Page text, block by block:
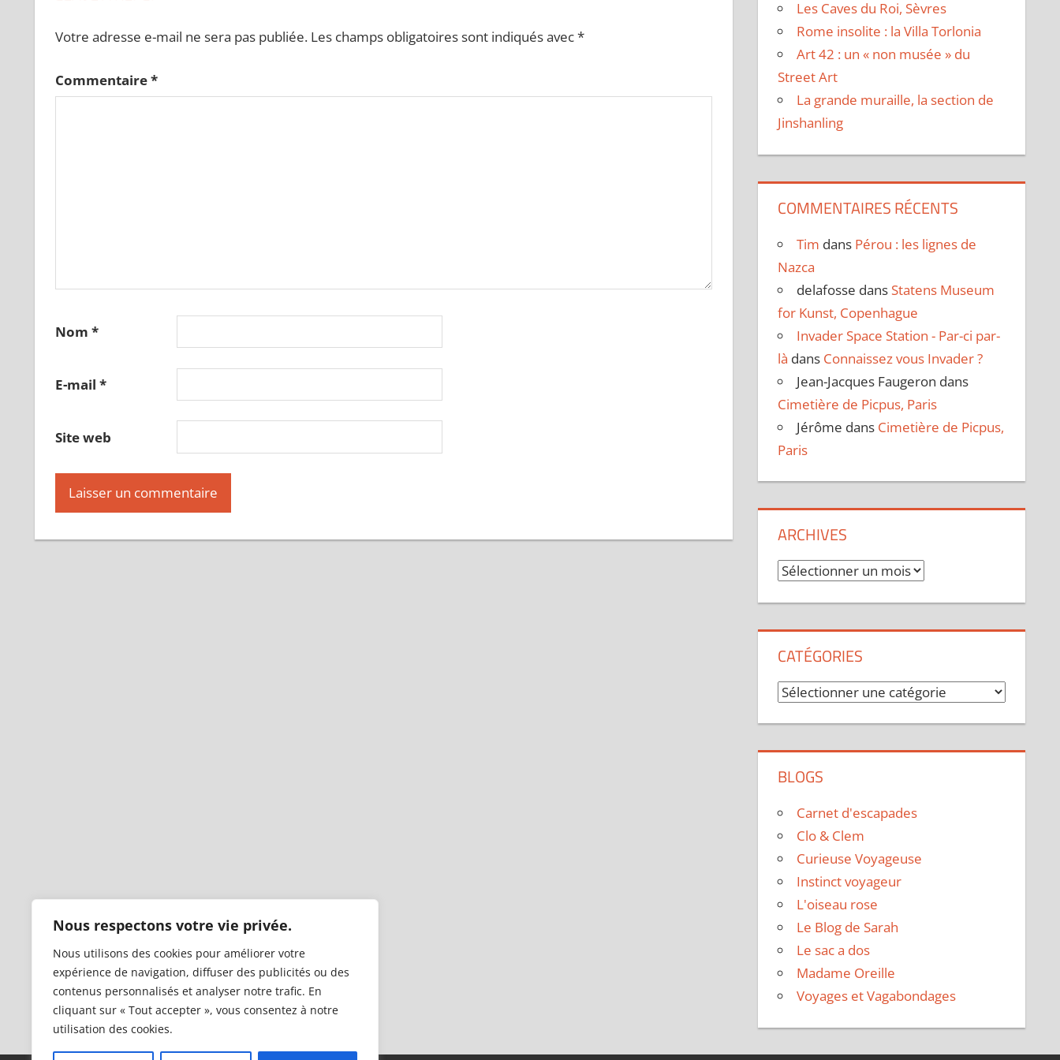
Nous respectons votre vie privée.
Nous utilisons des cookies pour améliorer votre
expérience de navigation, diffuser des publicités ou des
contenus personnalisés et analyser notre trafic. En
cliquant sur « Tout accepter », vous consentez à notre
utilisation des cookies.
Votre adresse e-mail ne sera pas publiée. Les champs obligatoires sont indiqués avec*
Commentaire*
Nom *
E-mail *
Site web
Les Caves du Roi, Sèvres
Rome insolite : la Villa Torlonia
Art 42 : un « non musée » du
Street Art
La grande muraille, la section de
Jinshanling
COMMENTAIRES RÉCENTS
Tim dans Pérou : les lignes de
Nazca
delafosse dans Statens Museum
for Kunst, Copenhague
Invader Space Station - Par-ci par-
là dans Connaissez vous Invader ?
Jean-Jacques Faugeron dans
Cimetière de Picpus, Paris
Jérôme dans Cimetière de Picpus,
Paris
ARCHIVES
Archives
CATÉGORIES
Catégories
BLOGS
Carnet d'escapades
Clo & Clem
Curieuse Voyageuse
Instinct voyageur
L'oiseau rose
Le Blog de Sarah
Le sac a dos
Madame Oreille
Voyages et Vagabondages